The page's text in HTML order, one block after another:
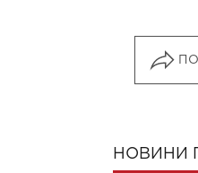
НОВИНИ